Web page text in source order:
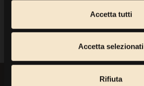
Accetta tutti
Accetta selezionati
Rifiuta
INDIETRO